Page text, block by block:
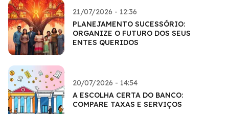
21/07/2026 - 12:36
PLANEJAMENTO SUCESSÓRIO:
ORGANIZE O FUTURO DOS SEUS
ENTES QUERIDOS
20/07/2026 - 14:54
A ESCOLHA CERTA DO BANCO:
COMPARE TAXAS E SERVIÇOS